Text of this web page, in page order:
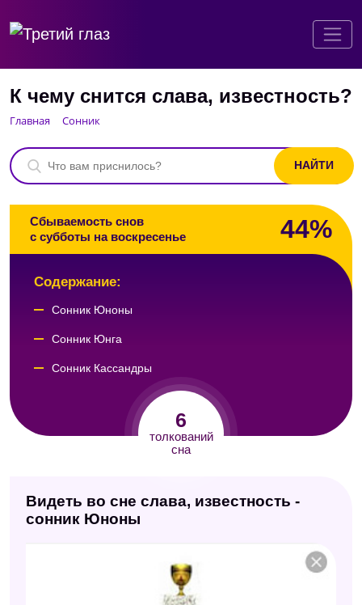
К чему снится слава, известность?
Главная Сонник
Сбываемость снов
с субботы на воскресенье
44%
6
толкований
сна
Содержание:
Сонник Юноны
Сонник Юнга
Сонник Кассандры
Сонник Симеона Прозорова
Видеть во сне слава, известность -
сонник Юноны